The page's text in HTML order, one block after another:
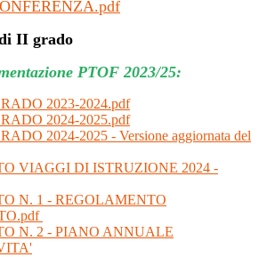
II grado
PTOF 2023/25:
2023-2024.pdf
2024-2025.pdf
2024-2025 - Versione aggiornata del
VIAGGI DI ISTRUZIONE 2024 -
N. 1 - REGOLAMENTO
N. 2 - PIANO ANNUALE